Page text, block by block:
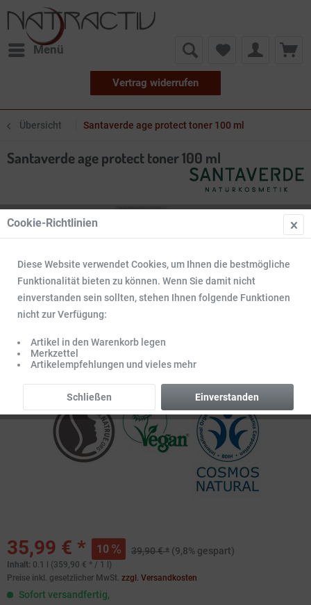
Menü
Vertrag widerrufen
Übersicht Santaverde age protect toner 100 ml
Santaverde age protect toner 100 ml
35,99 € * 10 39,90 € * (9,8% gespart)
Inhalt: 0.1 l (359,90 € * / 1 l)
Preise inkl. gesetzlicher MwSt. zzgl. Versandkosten
Sofort versandfertig,
Cookie-Richtlinien
Diese Website verwendet Cookies, um Ihnen die bestmögliche
Funktionalität bieten zu können. Wenn Sie damit nicht
einverstanden sein sollten, stehen Ihnen folgende Funktionen
nicht zur Verfügung:
Artikel in den Warenkorb legen
Merkzettel
Artikelempfehlungen und vieles mehr
Einverstanden
Schließen